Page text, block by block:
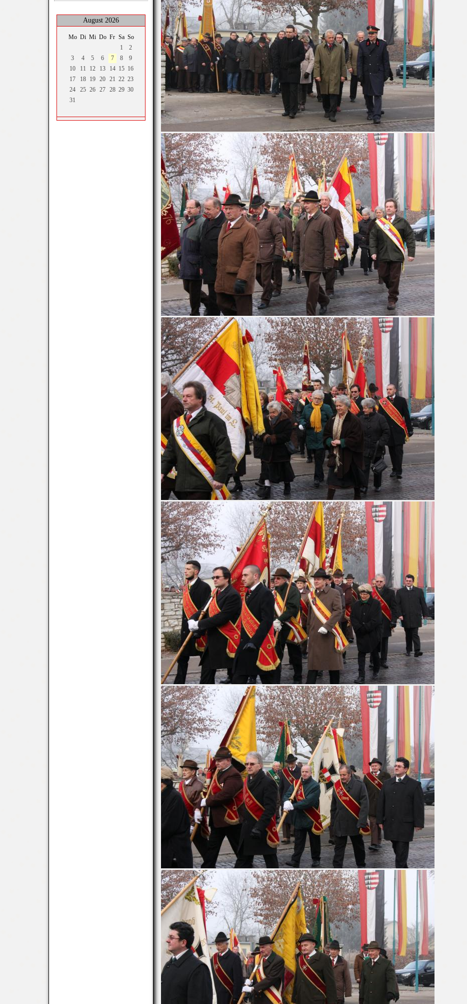
August 2026
Mo Di Mi Do Fr Sa So
1
2
3
4 5 6 7 8
9
10
11 12 13 14 15 16
17
18 19 20 21 22 23
24
25 26 27 28 29 30
31